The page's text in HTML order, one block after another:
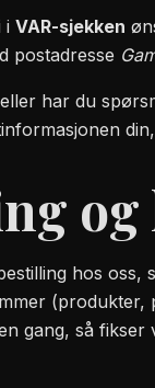
i VAR-sjekken
postadresse
har du
hos
gang, så fikser